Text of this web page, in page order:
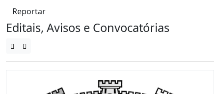
Reportar
Editais, Avisos e Convocatórias